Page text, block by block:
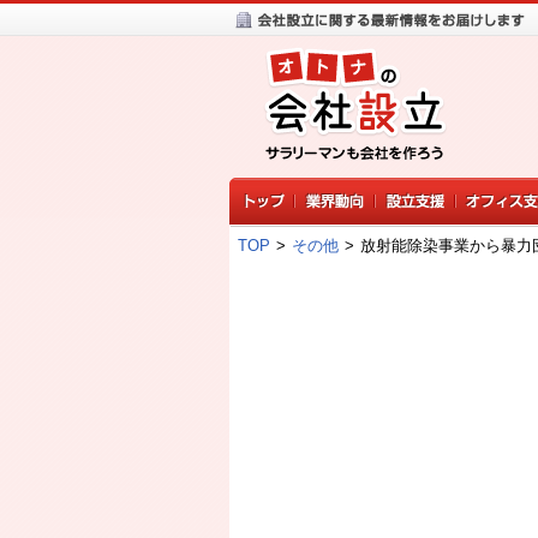
TOP > その他 > 放射能除染事業から暴